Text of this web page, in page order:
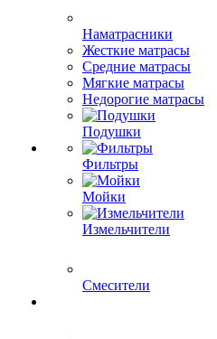
Наматрасники
Жесткие матрасы
Средние матрасы
Мягкие матрасы
Недорогие матрасы
Подушки
Фильтры
Мойки
Измельчители
Смесители